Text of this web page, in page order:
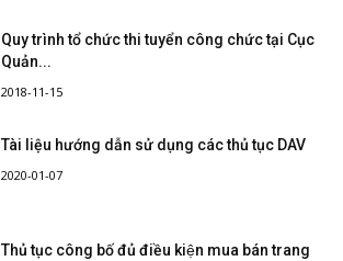
Quy trình tổ chức thi tuyển công chức tại Cục
Quản...
2018-11-15
Tài liệu hướng dẫn sử dụng các thủ tục DAV
2020-01-07
Thủ tục công bố đủ điều kiện mua bán trang